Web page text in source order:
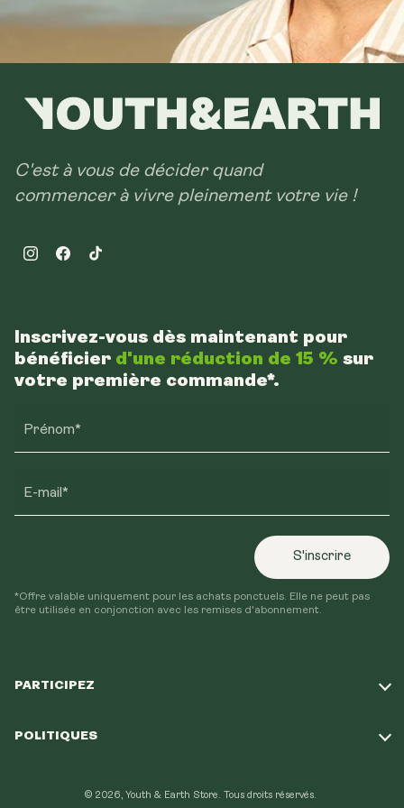
C'est à vous de décider quand
commencer à vivre pleinement votre vie !
InstagramFacebookTikTok
PARTICIPEZ
Programme de fidélité
POLITIQUES
Inscrivez-vous dès maintenant pour
bénéficier d'une réduction de 15 % sur
votre première commande*.
Prénom*
E-mail*
S'inscrire
*Offre valable uniquement pour les achats ponctuels. Elle ne peut pas
être utilisée en conjonction avec les remises d'abonnement.
© 2026, Youth & Earth Store. Tous droits réservés.